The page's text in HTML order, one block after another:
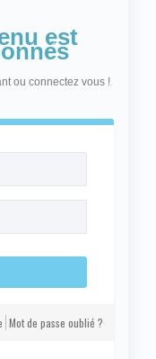
est
ou connectez vous !
Mot de passe oublié ?